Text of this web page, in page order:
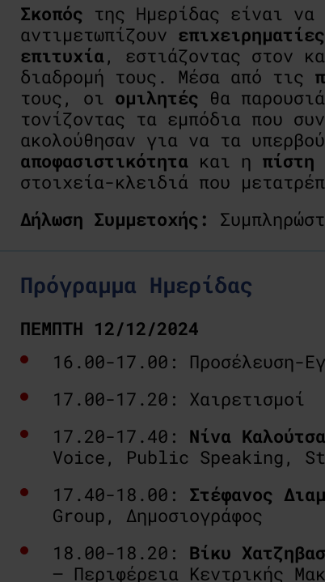
Σκοπός της Ημερίδας είναι να
αντιμετωπίζουν επιχειρηματίες
επιτυχία, εστιάζοντας στον
διαδρομή τους. Μέσα από τις
τους, οι ομιλητές θα
τονίζοντας τα εμπόδια που
ακολούθησαν για να τα
αποφασιστικότητα και η πίστη
στοιχεία-κλειδιά που
Δήλωση Συμμετοχής:
Πρόγραμμα Ημερίδας
ΠΕΜΠΤΗ 12/12/2024
16.00-17.00: Προσέλευση-
17.00-17.20: Χαιρετισμοί
17.20-17.40: Νίνα Καλούτσα
Voice, Public Speaking,
17.40-18.00: Στέφανος
Group, Δημοσιογράφος
18.00-18.20: Βίκυ
– Περιφέρεια Κεντρικής